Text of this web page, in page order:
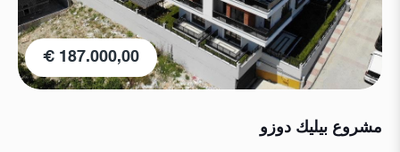
187.000,00 €
مشروع بيليك دوزو